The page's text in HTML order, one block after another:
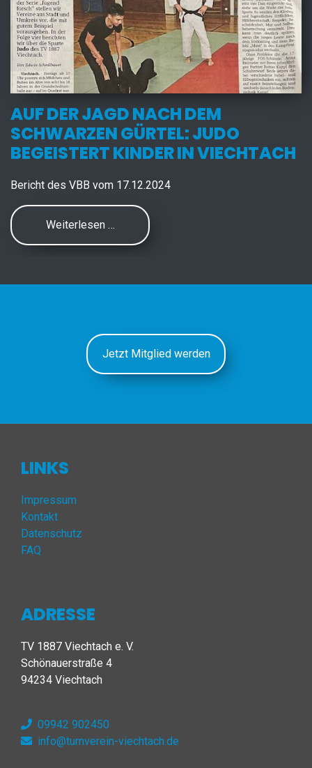
AUF DER JAGD NACH DEM
SCHWARZEN GÜRTEL: JUDO
BEGEISTERT KINDER IN VIECHTACH
Bericht des VBB vom 17.12.2024
Weiterlesen …
Jetzt Mitglied werden
LINKS
Impressum
Kontakt
Datenschutz
FAQ
ADRESSE
TV 1887 Viechtach e. V.
Schönauerstraße 4
94234 Viechtach
09942 902450
info@turnverein-viechtach.de